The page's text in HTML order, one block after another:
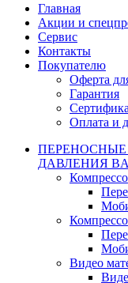
Главная
Акции и
Сервис
Контакты
Покупателю
Оферта
Гарантия
Оплата и
ДАВЛЕНИЯ
Видео